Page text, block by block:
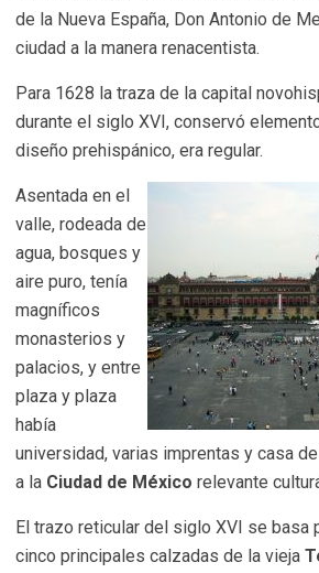
de la Nueva España, Don Antonio de
ciudad a la manera renacentista.
Para 1628 la traza de la capital
durante el siglo XVI, conservó
diseño prehispánico, era regular.
Asentada en el
valle, rodeada de
agua, bosques y
aire puro, tenía
magníficos
monasterios y
palacios, y entre
plaza y plaza
había
universidad, varias imprentas y casa
a la Ciudad de México relevante
El trazo reticular del siglo XVI se basa
cinco principales calzadas de la vieja